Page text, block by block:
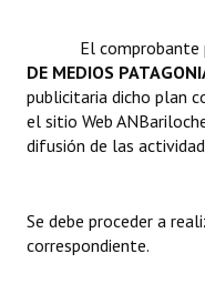
Actas de Sesión
Informes de Unidad
Ejecución
NORMATIVA
El comprobante
DE MEDIOS
publicitaria dicho plan
el sitio Web
difusión de las
Se debe proceder a
correspondiente.